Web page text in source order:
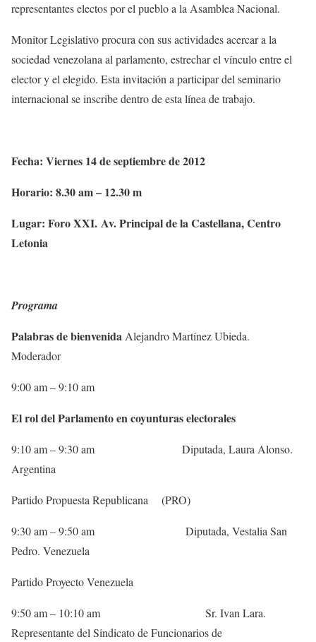
representantes electos por el pueblo a la Asamblea Nacional.
Monitor Legislativo procura con sus actividades acercar a la
sociedad venezolana al parlamento, estrechar el vínculo entre el
elector y el elegido. Esta invitación a participar del seminario
internacional se inscribe dentro de esta línea de trabajo.
Fecha: Viernes 14 de septiembre de 2012
Horario: 8.30 am – 12.30 m
Lugar: Foro XXI. Av. Principal de la Castellana, Centro
Letonia
Programa
Palabras de bienvenida Alejandro Martínez Ubieda.
Moderador
9:00 am – 9:10 am
El rol del Parlamento en coyunturas electorales
9:10 am– 9:30 am Diputada, Laura Alonso.
Argentina
Partido Propuesta Republicana (PRO)
9:30 am – 9:50 am Diputada, Vestalia San
Pedro. Venezuela
Partido Proyecto Venezuela
9:50 am – 10:10 am Sr. Ivan Lara.
Representante del Sindicato de Funcionarios de